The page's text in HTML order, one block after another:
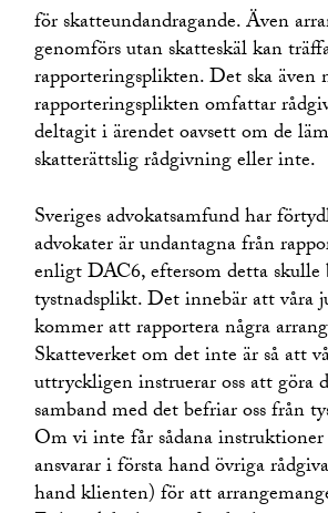
för skatteundandragande. Även
genomförs utan skatteskäl kan
rapporteringsplikten. Det ska även
rapporteringsplikten omfattar
deltagit i ärendet oavsett om de
skatterättslig rådgivning eller inte.
Sveriges advokatsamfund har
advokater är undantagna från
enligt DAC6, eftersom detta
tystnadsplikt. Det innebär att våra
kommer att rapportera några
Skatteverket om det inte är så att
uttryckligen instruerar oss att göra
samband med det befriar oss från
Om vi inte får sådana
ansvarar i första hand övriga
hand klienten) för att